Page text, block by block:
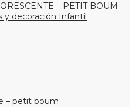
– PETIT BOUM
y decoración Infantil
– petit boum